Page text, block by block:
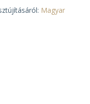
Magyar